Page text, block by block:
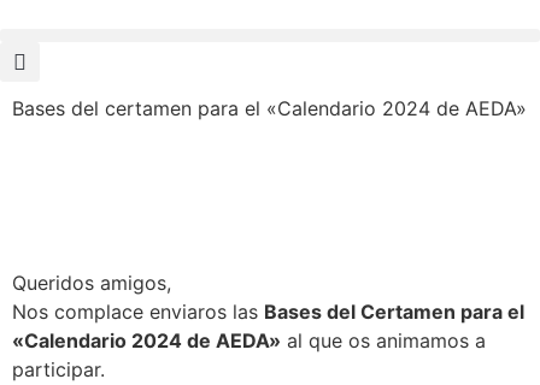
Bases del certamen para el «Calendario 2024 de AEDA»
Queridos amigos,
Nos complace enviaros las Bases del Certamen para el
«Calendario 2024 de AEDA» al que os animamos a
participar.